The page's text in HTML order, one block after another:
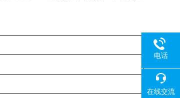
电话
在线交流